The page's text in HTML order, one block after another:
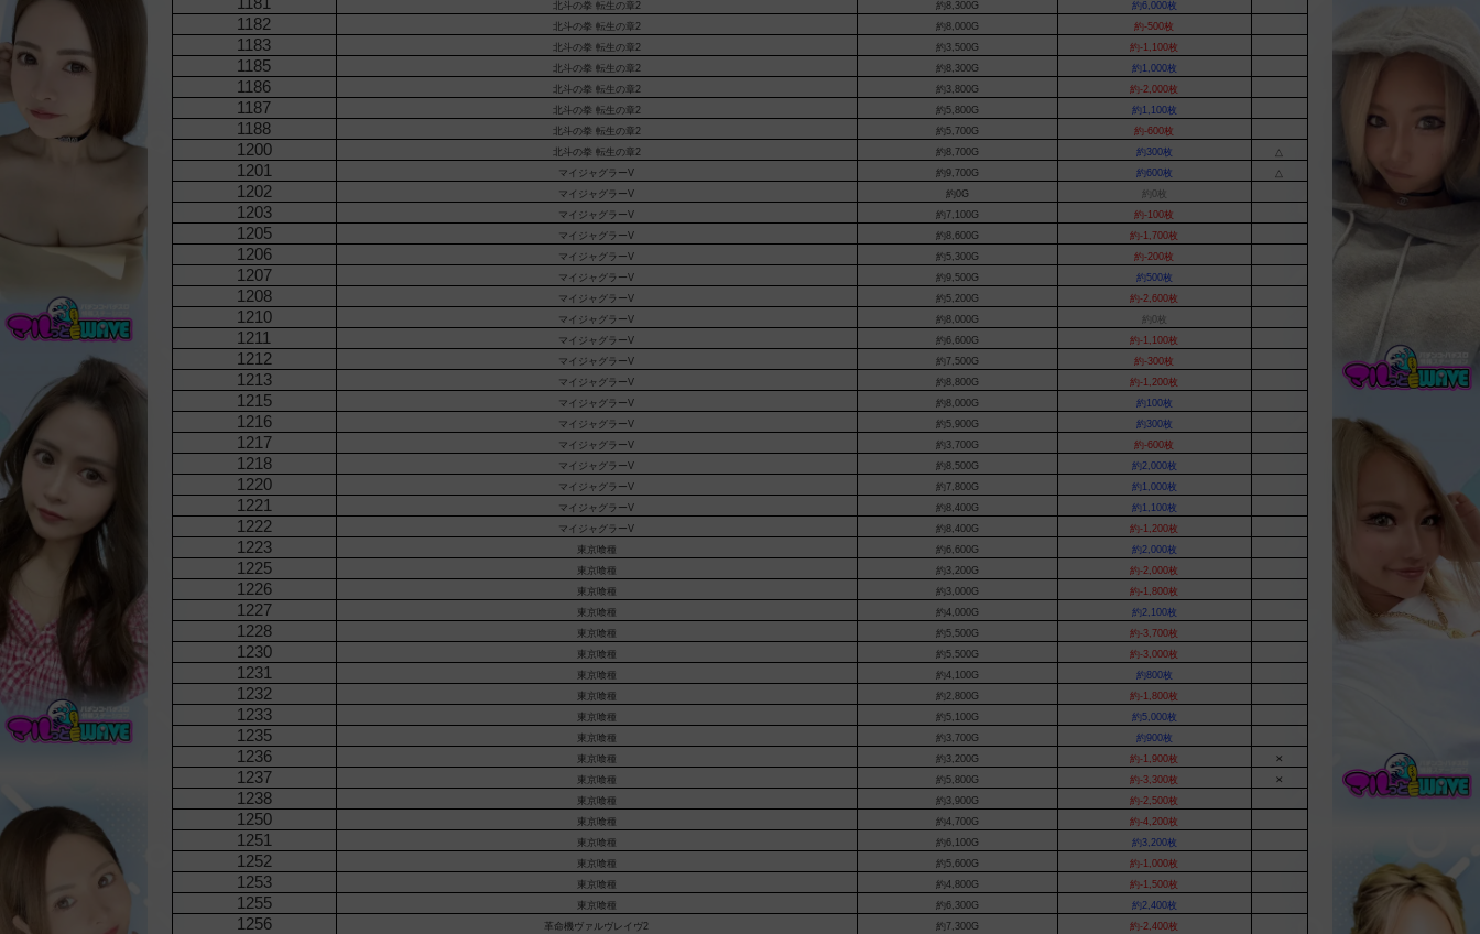
北斗の拳 転生の章2 約8,300G 約6,000枚
1182 北斗の拳 転生の章2 約8,000G 約-500枚
1183 北斗の拳 転生の章2 約3,500G 約-1,100枚
1185 北斗の拳 転生の章2 約8,300G 約1,000枚
1186 北斗の拳 転生の章2 約3,800G 約-2,000枚
1187 北斗の拳 転生の章2 約5,800G 約1,100枚
1188 北斗の拳 転生の章2 約5,700G 約-600枚
1200 北斗の拳 転生の章2 約8,700G 約300枚 △
1201 マイジャグラーV 約9,700G 約600枚 △
1202 マイジャグラーV 約0G 約0枚
1203 マイジャグラーV 約7,100G 約-100枚
1205 マイジャグラーV 約8,600G 約-1,700枚
1206 マイジャグラーV 約5,300G 約-200枚
1207 マイジャグラーV 約9,500G 約500枚
1208 マイジャグラーV 約5,200G 約-2,600枚
1210 マイジャグラーV 約8,000G 約0枚
1211 マイジャグラーV 約6,600G 約-1,100枚
1212 マイジャグラーV 約7,500G 約-300枚
1213 マイジャグラーV 約8,800G 約-1,200枚
1215 マイジャグラーV 約8,000G 約100枚
1216 マイジャグラーV 約5,900G 約300枚
1217 マイジャグラーV 約3,700G 約-600枚
1218 マイジャグラーV 約8,500G 約2,000枚
1220 マイジャグラーV 約7,800G 約1,000枚
1221 マイジャグラーV 約8,400G 約1,100枚
1222 マイジャグラーV 約8,400G 約-1,200枚
1223 東京喰種 約6,600G 約2,000枚
1225 東京喰種 約3,200G 約-2,000枚
1226 東京喰種 約3,000G 約-1,800枚
1227 東京喰種 約4,000G 約2,100枚
1228 東京喰種 約5,500G 約-3,700枚
1230 東京喰種 約5,500G 約-3,000枚
1231 東京喰種 約4,100G 約800枚
1232 東京喰種 約2,800G 約-1,800枚
1233 東京喰種 約5,100G 約5,000枚
1235 東京喰種 約3,700G 約900枚
1236 東京喰種 約3,200G 約-1,900枚 ✕
1237 東京喰種 約5,800G 約-3,300枚 ✕
1238 東京喰種 約3,900G 約-2,500枚
1250 東京喰種 約4,700G 約-4,200枚
1251 東京喰種 約6,100G 約3,200枚
1252 東京喰種 約5,600G 約-1,000枚
1253 東京喰種 約4,800G 約-1,500枚
1255 東京喰種 約6,300G 約2,400枚
1256 革命機ヴァルヴレイヴ2 約7,300G 約-2,400枚